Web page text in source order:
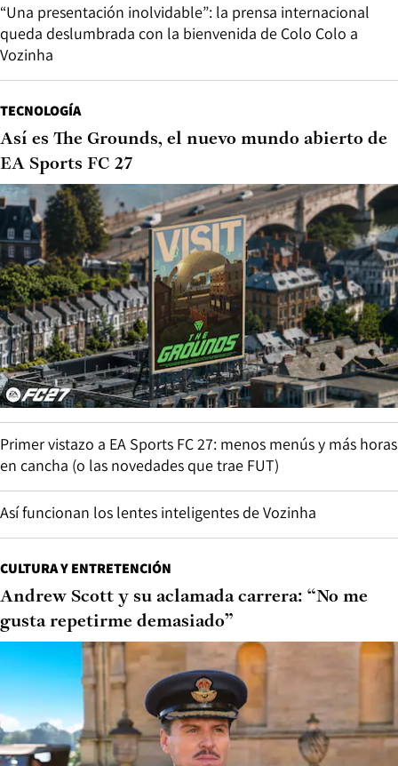
“Una presentación inolvidable”: la prensa internacional
queda deslumbrada con la bienvenida de Colo Colo a
Vozinha
TECNOLOGÍA
Así es The Grounds, el nuevo mundo abierto de
EA Sports FC 27
Primer vistazo a EA Sports FC 27: menos menús y más horas
en cancha (o las novedades que trae FUT)
Así funcionan los lentes inteligentes de Vozinha
CULTURA Y ENTRETENCIÓN
Andrew Scott y su aclamada carrera: “No me
gusta repetirme demasiado”